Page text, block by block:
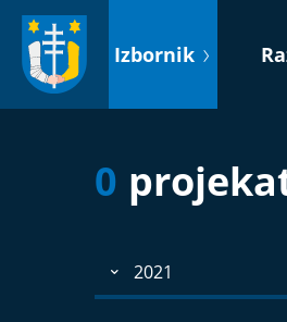
sadržaj
Izbornik
0
2021